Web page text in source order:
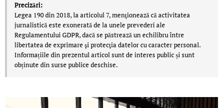
Precizări:
Legea 190 din 2018, la articolul 7, menţionează că activitatea
jurnalistică este exonerată de la unele prevederi ale
Regulamentului GDPR, dacă se păstrează un echilibru între
libertatea de exprimare şi protecţia datelor cu caracter personal.
Informațiile din prezentul articol sunt de interes public și sunt
obținute din surse publice deschise.